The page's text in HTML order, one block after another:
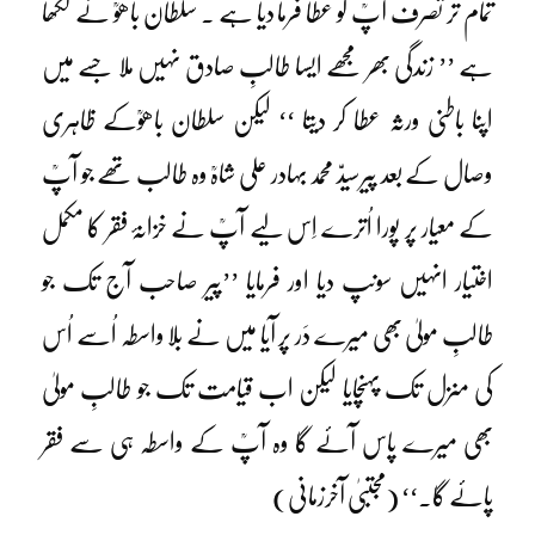
تمام تر تصرف آپؒ کو عطا فرما دیا ہے ۔ سلطان باھوؒ نے لکھا
ہے ’’ زندگی بھر مجھے ایسا طالبِ صادق نہیں ملا جسے میں
اپنا باطنی ورثہ عطا کر دیتا ‘‘ لیکن سلطان باھوؒکے ظاہری
وصال کے بعد پیرسیدّ محمد بہادر علی شاہؒ وہ طالب تھے جو آپؒ
کے معیار پر پورا اُترے اِس لیے آپؒ نے خزانۂ فقر کا مکمل
اختیار انہیں سونپ دیا اور فرمایا ’’پیر صاحب آج تک جو
طالبِ مولیٰ بھی میرے دَر پر آیا میں نے بلا واسطہ اُسے اُس
کی منزل تک پہنچایا لیکن اب قیامت تک جو طالبِ مولیٰ
بھی میرے پاس آئے گا وہ آپؒ کے واسطہ ہی سے فقر
پائے گا۔‘‘ (مجتبیٰ آخرزمانی)